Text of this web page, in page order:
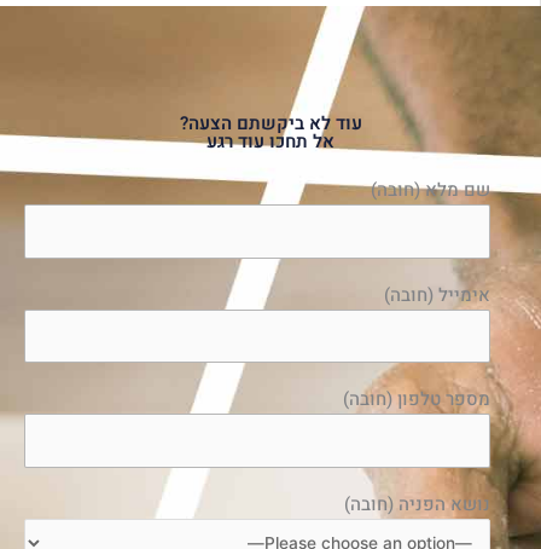
עוד לא ביקשתם הצעה?
אל תחכו עוד רגע
שם מלא (חובה)
אימייל (חובה)
מספר טלפון (חובה)
נושא הפניה (חובה)